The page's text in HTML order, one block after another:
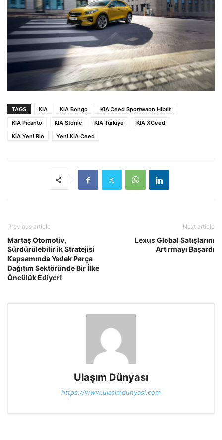
TAGS KIA KIA Bongo
KIA Ceed Sportwaon Hibrit
KIA Picanto
KIA Stonic KIA Türkiye
KIA XCeed
KİA Yeni Rio
Yeni KIA Ceed
Previous article
Martaş Otomotiv,
Sürdürülebilirlik Stratejisi
Kapsamında Yedek Parça
Dağıtım Sektöründe Bir İlke
Öncülük Ediyor!
Next article
Lexus Global Satışlarını
Artırmayı Başardı
Ulaşım Dünyası
https://www.ulasimdunyasi.com